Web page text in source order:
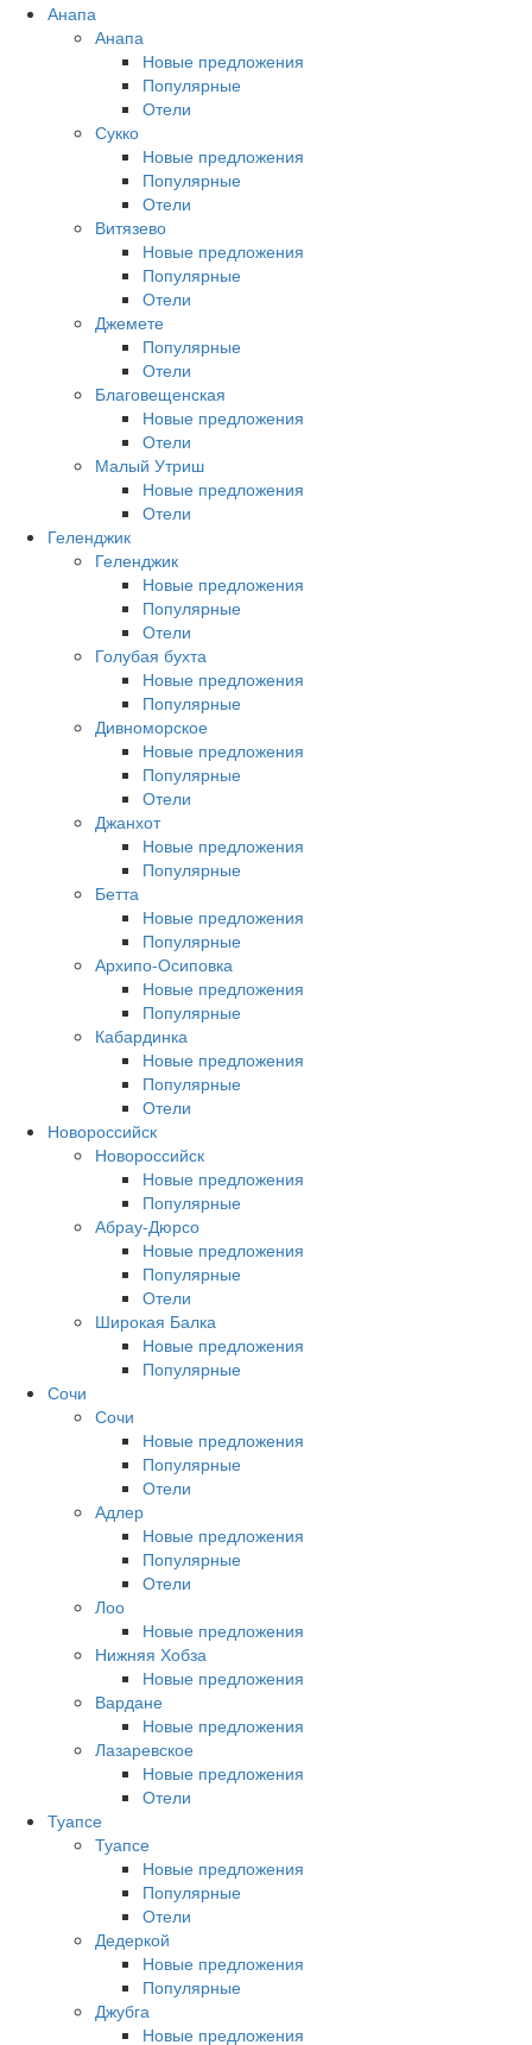
Анапа
Анапа
Новые предложения
Популярные
Отели
Сукко
Новые предложения
Популярные
Отели
Витязево
Новые предложения
Популярные
Отели
Джемете
Популярные
Отели
Благовещенская
Новые предложения
Отели
Малый Утриш
Новые предложения
Отели
Геленджик
Геленджик
Новые предложения
Популярные
Отели
Голубая бухта
Новые предложения
Популярные
Дивноморское
Новые предложения
Популярные
Отели
Джанхот
Новые предложения
Популярные
Бетта
Новые предложения
Популярные
Архипо-Осиповка
Новые предложения
Популярные
Кабардинка
Новые предложения
Популярные
Отели
Новороссийск
Новороссийск
Новые предложения
Популярные
Абрау-Дюрсо
Новые предложения
Популярные
Отели
Широкая Балка
Новые предложения
Популярные
Сочи
Сочи
Новые предложения
Популярные
Отели
Адлер
Новые предложения
Популярные
Отели
Лоо
Новые предложения
Нижняя Хобза
Новые предложения
Вардане
Новые предложения
Лазаревское
Новые предложения
Отели
Туапсе
Туапсе
Новые предложения
Популярные
Отели
Дедеркой
Новые предложения
Популярные
Джубга
Новые предложения